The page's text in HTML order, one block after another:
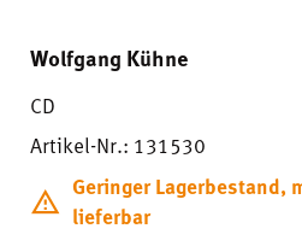
Wolfgang Kühne
CD
Artikel-Nr.: 131530
Geringer Lagerbestand,
lieferbar